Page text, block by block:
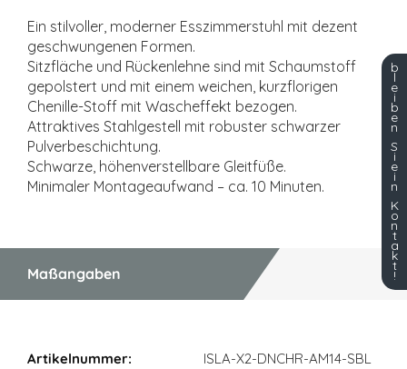
Ein stilvoller, moderner Esszimmerstuhl mit dezent
geschwungenen Formen.
Sitzfläche und Rückenlehne sind mit Schaumstoff
gepolstert und mit einem weichen, kurzflorigen
Chenille-Stoff mit Wascheffekt bezogen.
Attraktives Stahlgestell mit robuster schwarzer
Pulverbeschichtung.
Schwarze, höhenverstellbare Gleitfüße.
Minimaler Montageaufwand – ca. 10 Minuten.
Maßangaben
ISLA-X2-DNCHR-AM14-SBL
b
l
e
i
b
e
n
S
i
e
i
n
K
o
n
t
a
k
t
!